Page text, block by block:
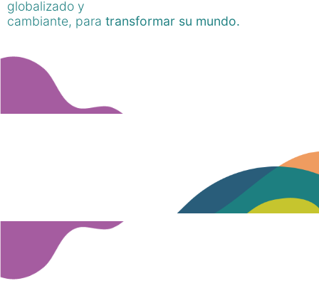
globalizado y
cambiante, para transformar su mundo.